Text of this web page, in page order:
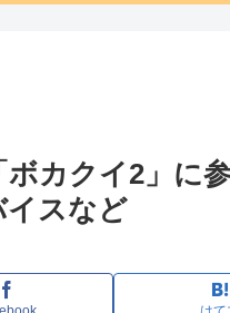
カクイ2」に
イスなど